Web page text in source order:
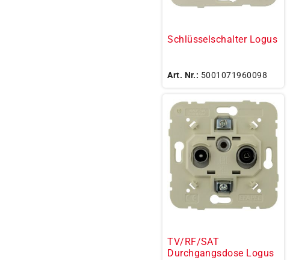
Schlüsselschalter Logus
Art. Nr.: 5001071960098
TV/RF/SAT
Durchgangsdose Logus